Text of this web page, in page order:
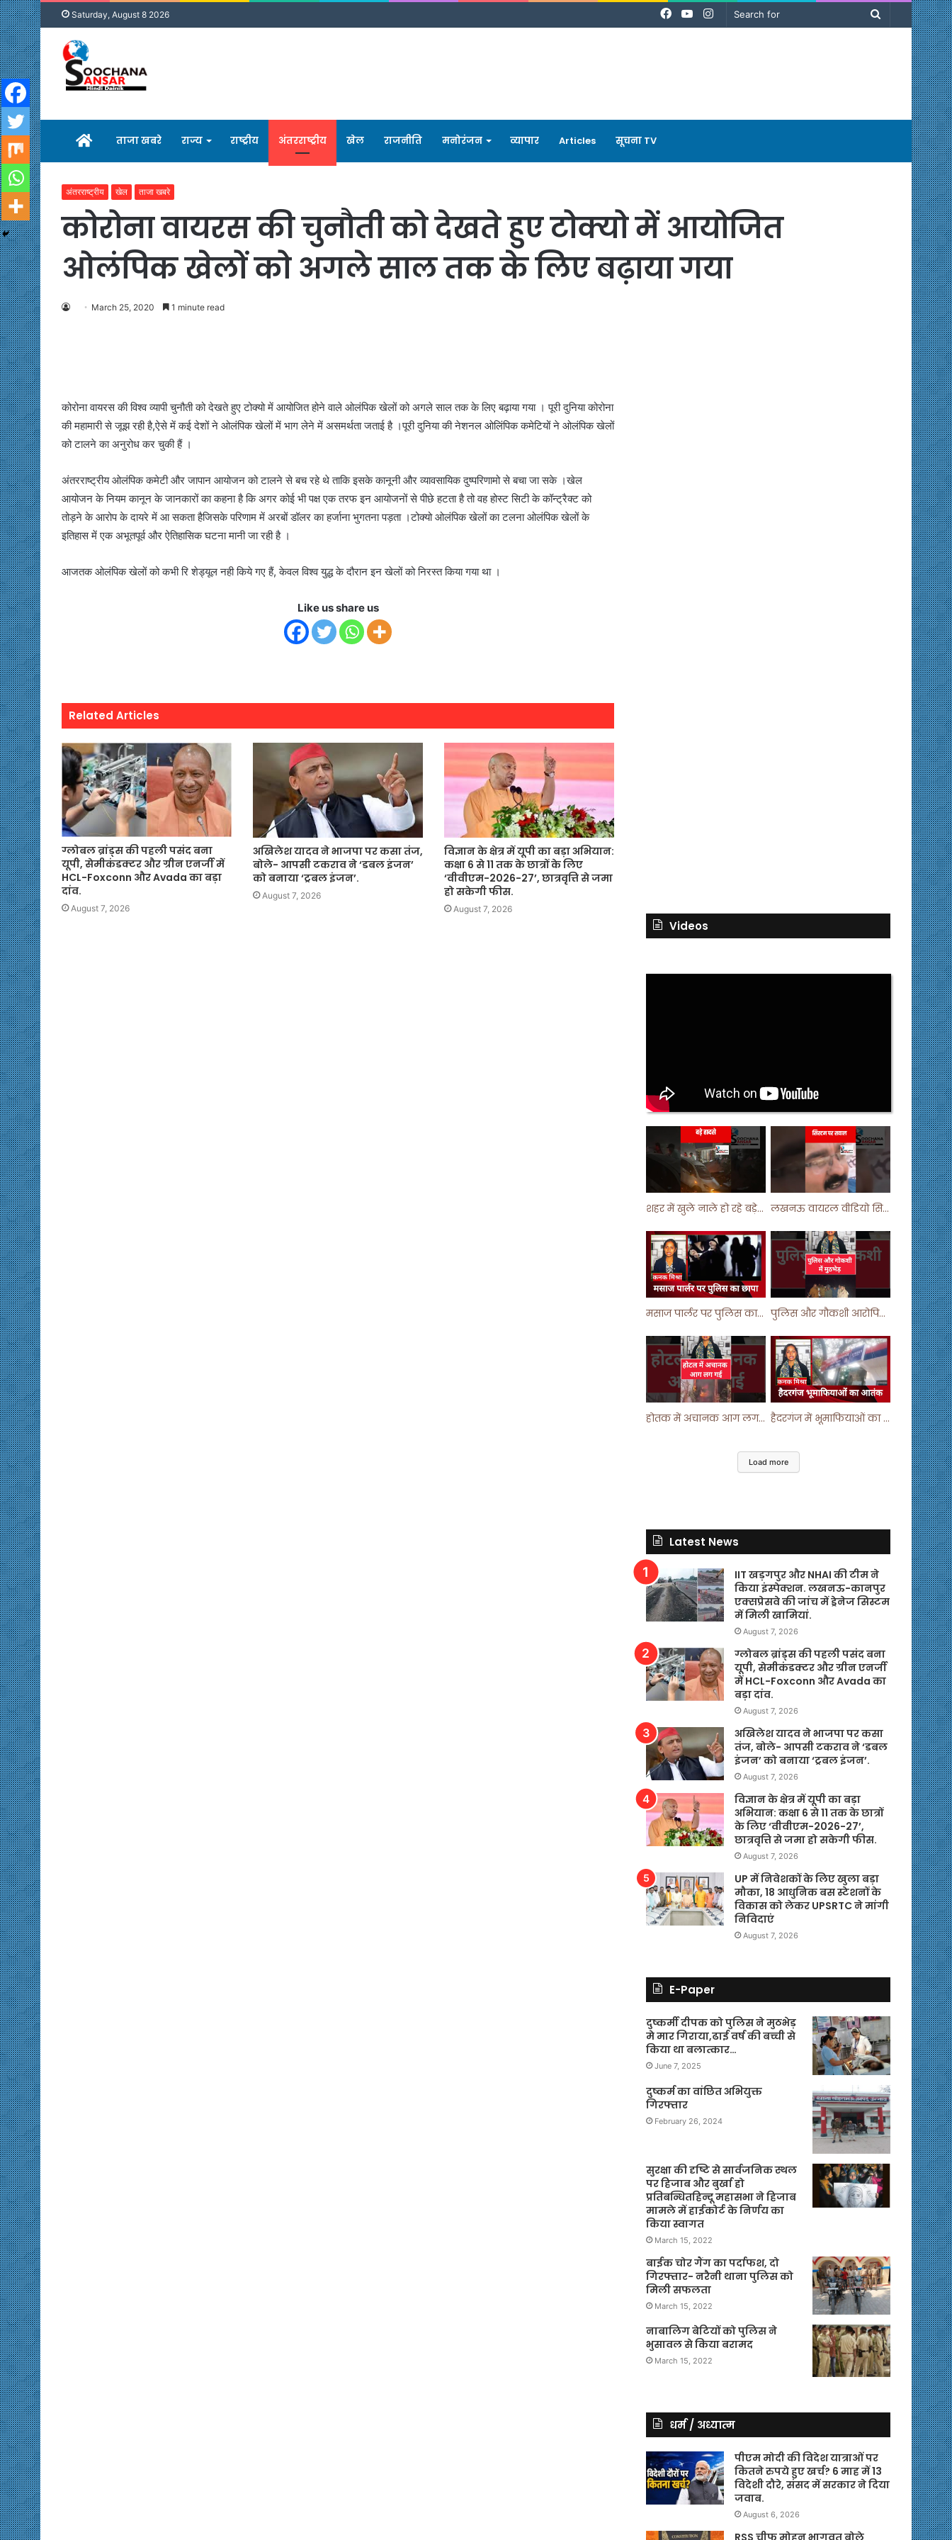
Saturday, August 8 2026
Search
Instagram
YouTube
Facebook
होम ताजा खबरे राज्य राष्ट्रीय अंतरराष्ट्रीय खेल राजनीति मनोरंजन व्यापार Articles सूचना TV
अंतरराष्ट्रीय खेल ताजा खबरे
कोरोना वायरस की चुनौती को देखते हुए टोक्यो में आयोजित
ओलंपिक खेलों को अगले साल तक के लिए बढ़ाया गया
March 25, 2020 1 minute read
कोरोना वायरस की विश्व व्यापी चुनौती को देखते हुए टोक्यो में आयोजित होने वाले ओलंपिक खेलों को अगले साल तक के लिए बढ़ाया गया । पूरी दुनिया कोरोना
की महामारी से जूझ रही है,ऐसे में कई देशों ने ओलंपिक खेलों में भाग लेने में असमर्थता जताई है ।पूरी दुनिया की नेशनल ओलिंपिक कमेटियों ने ओलंपिक खेलों
को टालने का अनुरोध कर चुकी हैं ।
अंतरराष्ट्रीय ओलंपिक कमेटी और जापान आयोजन को टालने से बच रहे थे ताकि इसके कानूनी और व्यावसायिक दुष्परिणामो से बचा जा सके ।खेल
आयोजन के नियम कानून के जानकारों का कहना है कि अगर कोई भी पक्ष एक तरफ इन आयोजनों से पीछे हटता है तो वह होस्ट सिटी के कॉन्ट्रैक्ट को
तोड़ने के आरोप के दायरे में आ सकता हैजिसके परिणाम में अरबों डॉलर का हर्जाना भुगतना पड़ता ।टोक्यो ओलंपिक खेलों का टलना ओलंपिक खेलों के
इतिहास में एक अभूतपूर्व और ऐतिहासिक घटना मानी जा रही है ।
आजतक ओलंपिक खेलों को कभी रि शेड्यूल नही किये गए हैं, केवल विश्व युद्ध के दौरान इन खेलों को निरस्त किया गया था ।
Like us share us
Related Articles
ग्लोबल ब्रांड्स की पहली पसंद बना
यूपी, सेमीकंडक्टर और ग्रीन एनर्जी में
HCL-Foxconn और Avada का बड़ा
दांव.
August 7, 2026
अखिलेश यादव ने भाजपा पर कसा तंज,
बोले- आपसी टकराव ने ‘डबल इंजन’
को बनाया ‘ट्रबल इंजन’.
August 7, 2026
विज्ञान के क्षेत्र में यूपी का बड़ा अभियान:
कक्षा 6 से 11 तक के छात्रों के लिए
‘वीवीएम-2026-27’, छात्रवृत्ति से जमा
हो सकेगी फीस.
August 7, 2026
Videos
शहर में खुले नाले हो रहे बड़े हादसे ! #shortsvideo #shorts लखनऊ वायरल वीडियो सिस्टम पर सवाल ! #shorts #shortvideo
मसाज पार्लर पर पुलिस का छापा ! #viralvideo #trending #parlour पुलिस और गौकशी आरोपियों में मुठभेड़ ! #shortvideo #shorts #shortsfeed
होतक में अचानक आग लगने से मचा हड़कंप ! #shortsfeed #shorts #viralshorts हैदरगंज में भूमाफियाओं का आतंक ! #upnews #viral #viralvideo
Load more
Latest News
IIT खड़गपुर और NHAI की टीम ने
किया इंस्पेक्शन. लखनऊ-कानपुर
एक्सप्रेसवे की जांच में ड्रेनेज सिस्टम
में मिली खामियां.
August 7, 2026
ग्लोबल ब्रांड्स की पहली पसंद बना
यूपी, सेमीकंडक्टर और ग्रीन एनर्जी
में HCL-Foxconn और Avada का
बड़ा दांव.
August 7, 2026
अखिलेश यादव ने भाजपा पर कसा
तंज, बोले- आपसी टकराव ने ‘डबल
इंजन’ को बनाया ‘ट्रबल इंजन’.
August 7, 2026
विज्ञान के क्षेत्र में यूपी का बड़ा
अभियान: कक्षा 6 से 11 तक के छात्रों
के लिए ‘वीवीएम-2026-27’,
छात्रवृत्ति से जमा हो सकेगी फीस.
August 7, 2026
UP में निवेशकों के लिए खुला बड़ा
मौका, 18 आधुनिक बस स्टेशनों के
विकास को लेकर UPSRTC ने मांगी
निविदाएं
August 7, 2026
E-Paper
दुष्कर्मी दीपक को पुलिस ने मुठभेड़
मे मार गिराया,ढाई वर्ष की बच्ची से
किया था बलात्कार…
June 7, 2025
दुष्कर्म का वांछित अभियुक्त
गिरफ्तार
February 26, 2024
सुरक्षा की दृष्टि से सार्वजनिक स्थल
पर हिजाब और बुर्खा हो
प्रतिबन्धितहिन्दू महासभा ने हिजाब
मामले में हाईकोर्ट के निर्णय का
किया स्वागत
March 15, 2022
बाईक चोर गैंग का पर्दाफश, दो
गिरफ्तार- नरैनी थाना पुलिस को
मिली सफलता
March 15, 2022
नाबालिग बेटियों को पुलिस ने
भुसावल से किया बरामद
March 15, 2022
धर्म / अध्यात्म
पीएम मोदी की विदेश यात्राओं पर
कितने रुपये हुए खर्च? 6 माह में 13
विदेशी दौरे, संसद में सरकार ने दिया
जवाब.
August 6, 2026
RSS चीफ मोहन भागवत बोले